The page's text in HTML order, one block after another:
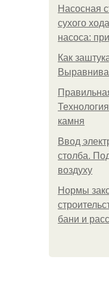
Насосная
сухого
насоса:
Как
камня
Ввод
столба.
воздуху
Нормы
бани и